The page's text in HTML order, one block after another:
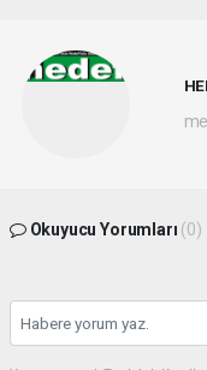
Okuyucu Yorumları (0)